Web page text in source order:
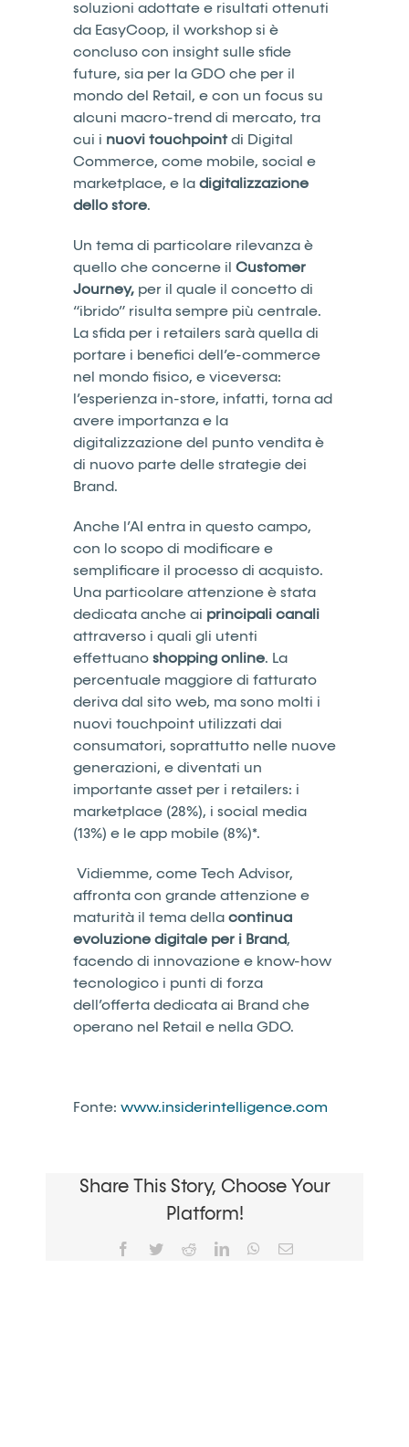
soluzioni adottate e risultati ottenuti
da EasyCoop, il workshop si è
concluso con insight sulle sfide
future, sia per la GDO che per il
mondo del Retail, e con un focus su
alcuni macro-trend di mercato, tra
cui i nuovi touchpointdi Digital
Commerce, come mobile, social e
marketplace, e la digitalizzazione
dello store.
Un tema di particolare rilevanza è
quello che concerne il Customer
Journey, per il quale il concetto di
“ibrido” risulta sempre più centrale.
La sfida per i retailers sarà quella di
portare i benefici dell’e-commerce
nel mondo fisico, e viceversa:
l’esperienza in-store, infatti, torna ad
avere importanza e la
digitalizzazione del punto vendita è
di nuovo parte delle strategie dei
Brand.
Anche l’AI entra in questo campo,
con lo scopo di modificare e
semplificare il processo di acquisto.
Una particolare attenzione è stata
dedicata anche ai principali canali
attraverso i quali gli utenti
effettuano shopping online. La
percentuale maggiore di fatturato
deriva dal sito web, ma sono molti i
nuovi touchpoint utilizzati dai
consumatori, soprattutto nelle nuove
generazioni, e diventati un
importante asset per i retailers: i
marketplace (28%), i social media
(13%) e le app mobile (8%)*.
Vidiemme, come Tech Advisor,
affronta con grande attenzione e
maturità il tema della continua
evoluzione digitale per i Brand,
facendo di innovazione e know-how
tecnologico i punti di forza
dell’offerta dedicata ai Brand che
operano nel Retail e nella GDO.
Fonte: www.insiderintelligence.com
Share This Story, Choose Your
Platform!
Facebook
TwitterRedditLinkedInWhatsApp
Email